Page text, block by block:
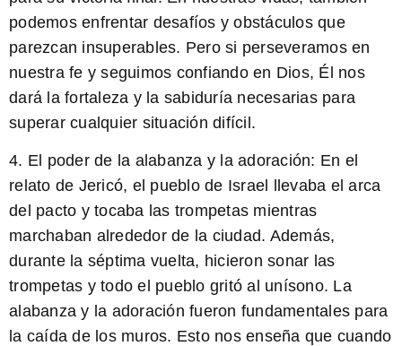
podemos enfrentar desafíos y obstáculos que
parezcan insuperables. Pero si perseveramos en
nuestra fe y seguimos confiando en Dios, Él nos
dará la fortaleza y la sabiduría necesarias para
superar cualquier situación difícil.
4. El poder de la alabanza y la adoración: En el
relato de Jericó, el pueblo de Israel llevaba el arca
del pacto y tocaba las trompetas mientras
marchaban alrededor de la ciudad. Además,
durante la séptima vuelta, hicieron sonar las
trompetas y todo el pueblo gritó al unísono. La
alabanza y la adoración fueron fundamentales para
la caída de los muros. Esto nos enseña que cuando